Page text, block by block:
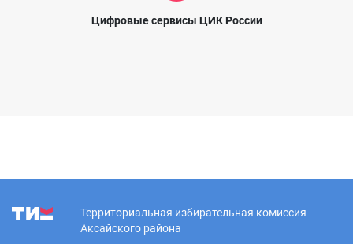
Цифровые сервисы ЦИК России
Территориальная избирательная комиссия
Аксайского района